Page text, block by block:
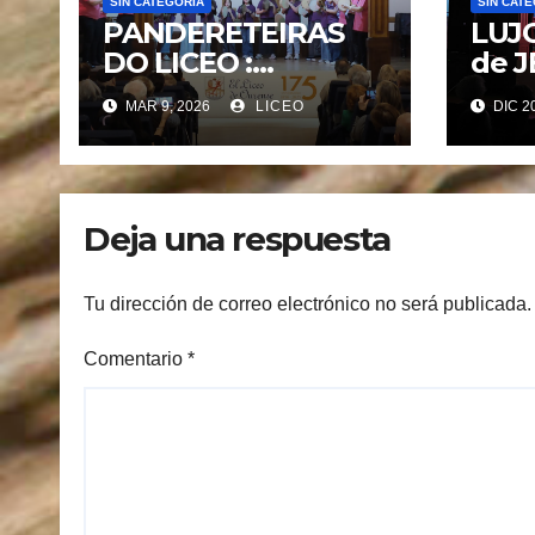
PANDERETEIRAS
DO LICEO :
CONCERTO DIA
INTERNACIONAL
DA MULLER
MAR 9, 2026 LICEO
de
& DIC
Deja una respuesta
Tu dirección de correo electrónico no será publicada.
Comentario *